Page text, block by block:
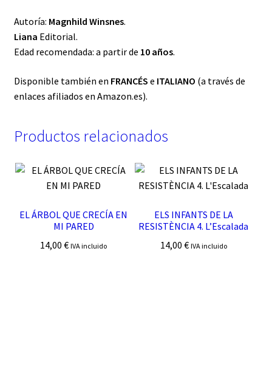
Autoría: Magnhild Winsnes.
Liana Editorial.
Edad recomendada: a partir de 10 años.
Disponible también en FRANCÉS e ITALIANO (a través de
enlaces afiliados en Amazon.es).
Productos relacionados
EL ÁRBOL QUE CRECÍA EN
MI PARED
14,00€ IVA incluido
ELS INFANTS DE LA
RESISTÈNCIA 4. L’Escalada
14,00 € IVA incluido